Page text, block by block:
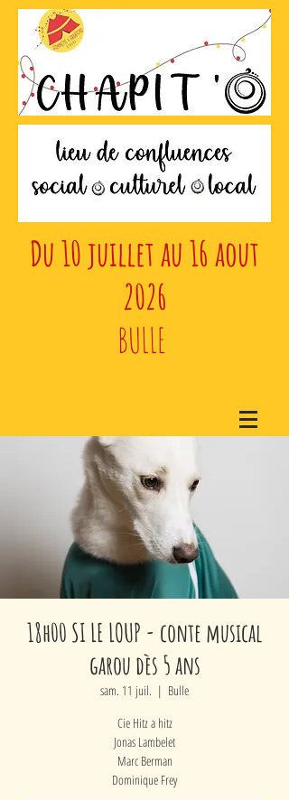
Du 10 juillet au 16 aout
2026
BULLE
18h00 SI LE LOUP - conte musical
garou dès 5 ans
sam. 11 juil.
  |
Bulle
Cie Hitz a hitz
Jonas Lambelet
Marc Berman
Dominique Frey